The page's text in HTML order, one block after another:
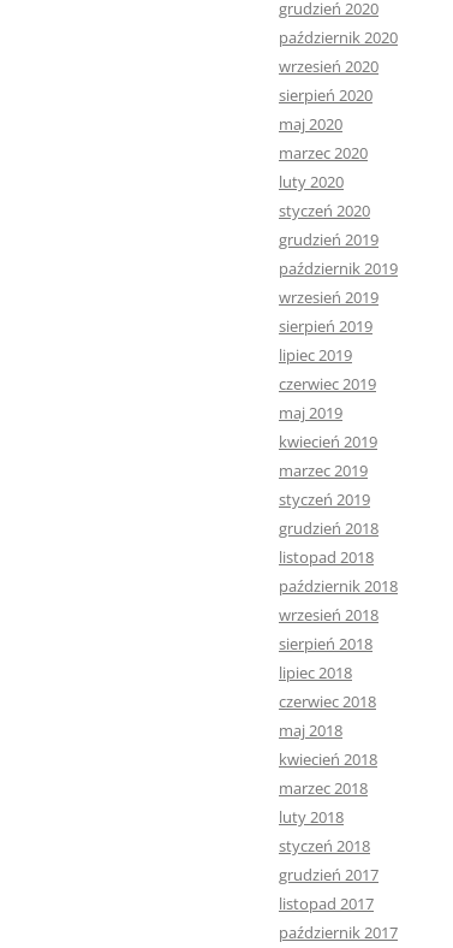
grudzień 2020
październik 2020
wrzesień 2020
sierpień 2020
maj 2020
marzec 2020
luty 2020
styczeń 2020
grudzień 2019
październik 2019
wrzesień 2019
sierpień 2019
lipiec 2019
czerwiec 2019
maj 2019
kwiecień 2019
marzec 2019
styczeń 2019
grudzień 2018
listopad 2018
październik 2018
wrzesień 2018
sierpień 2018
lipiec 2018
czerwiec 2018
maj 2018
kwiecień 2018
marzec 2018
luty 2018
styczeń 2018
grudzień 2017
listopad 2017
październik 2017